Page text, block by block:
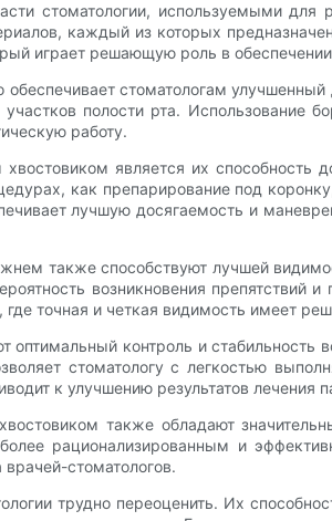
стоматологии, используемыми
каждый из которых
играет решающую роль в
стоматологам
полости рта. Использование
работу.
является их способность
как препарирование под
лучшую досягаемость и
также способствуют лучшей
возникновения
точная и четкая видимость имеет
контроль и стабильность
стоматологу с легкостью
к улучшению результатов лечения
также обладают
рационализированным и
стоматологов.
трудно переоценить. Их